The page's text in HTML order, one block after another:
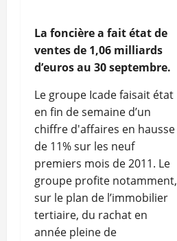
La foncière a fait état de
ventes de 1,06 milliards
d’euros au 30 septembre.
Le groupe Icade faisait état
en fin de semaine d’un
chiffre d'affaires en hausse
de 11% sur les neuf
premiers mois de 2011. Le
groupe profite notamment,
sur le plan de l’immobilier
tertiaire, du rachat en
année pleine de